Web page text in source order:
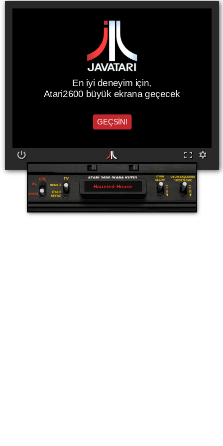
En iyi deneyim için,
Atari2600 büyük ekrana geçecek
GEÇSİN!
Haunted House